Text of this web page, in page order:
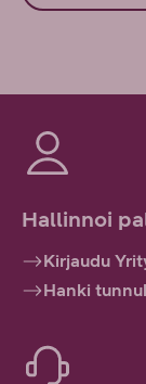
Hallinnoi
Kirjaudu
Hanki